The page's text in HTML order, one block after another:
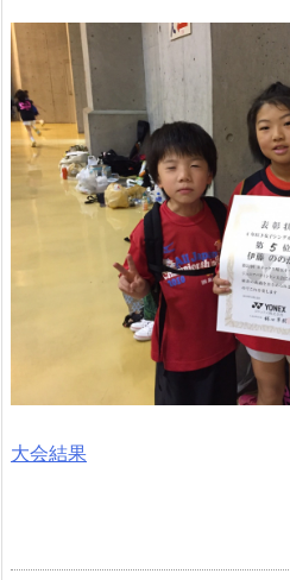
大会結果